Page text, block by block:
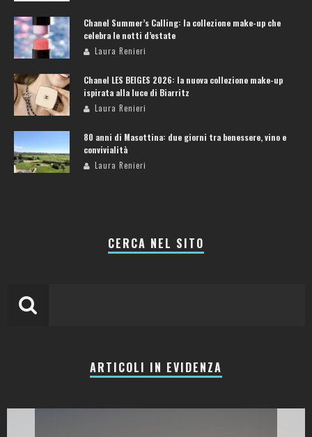
Chanel Summer’s Calling: la collezione make-up che
celebra le notti d’estate
Laura Renieri
Chanel LES BEIGES 2026: la nuova collezione make-up
ispirata alla luce di Biarritz
Laura Renieri
80 anni di Masottina: due giorni tra benessere, vino e
convivialità
Laura Renieri
CERCA NEL SITO
ARTICOLI IN EVIDENZA